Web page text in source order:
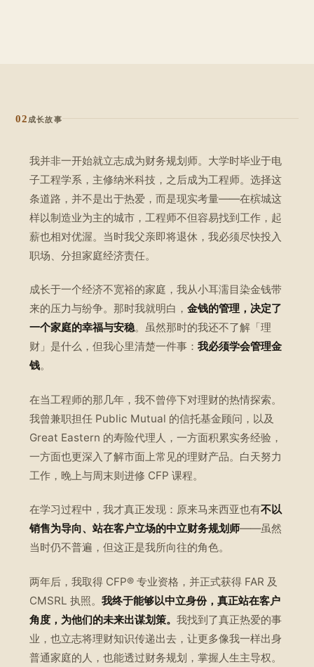
02成长故事
我并非一开始就立志成为财务规划师。大学时毕业于电
子工程学系，主修纳米科技，之后成为工程师。选择这
条道路，并不是出于热爱，而是现实考量——在槟城这
样以制造业为主的城市，工程师不但容易找到工作，起
薪也相对优渥。当时我父亲即将退休，我必须尽快投入
职场、分担家庭经济责任。
成长于一个经济不宽裕的家庭，我从小耳濡目染金钱带
来的压力与纷争。那时我就明白，金钱的管理，决定了
一个家庭的幸福与安稳。虽然那时的我还不了解「理
财」是什么，但我心里清楚一件事：我必须学会管理金
钱。
在当工程师的那几年，我不曾停下对理财的热情探索。
我曾兼职担任 Public Mutual 的信托基金顾问，以及
Great Eastern 的寿险代理人，一方面积累实务经验，
一方面也更深入了解市面上常见的理财产品。白天努力
工作，晚上与周末则进修 CFP 课程。
在学习过程中，我才真正发现：原来马来西亚也有不以
销售为导向、站在客户立场的中立财务规划师——虽然
当时仍不普遍，但这正是我所向往的角色。
两年后，我取得 CFP® 专业资格，并正式获得 FAR 及
CMSRL 执照。我终于能够以中立身份，真正站在客户
角度，为他们的未来出谋划策。我找到了真正热爱的事
业，也立志将理财知识传递出去，让更多像我一样出身
普通家庭的人，也能透过财务规划，掌握人生主导权。